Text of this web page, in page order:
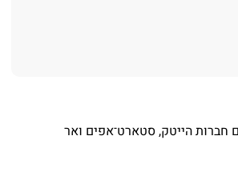
הייטק, סטארט־אפים ואר